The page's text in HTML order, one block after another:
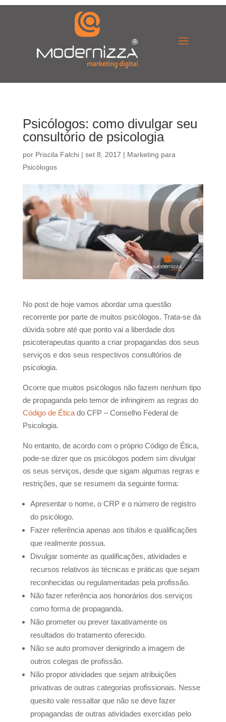
Psicólogos: como divulgar seu
consultório de psicologia
por Priscila Falchi| set 8, 2017 | Marketing para
Psicólogos
No post de hoje vamos abordar uma questão
recorrente por parte de muitos psicólogos. Trata-se da
dúvida sobre até que ponto vai a liberdade dos
psicoterapeutas quanto a criar propagandas dos seus
serviços e dos seus respectivos consultórios de
psicologia.
Ocorre que muitos psicólogos não fazem nenhum tipo
de propaganda pelo temor de infringirem as regras do
Código de Éticado CFP – Conselho Federal de
Psicologia.
No entanto, de acordo com o próprio Código de Ética,
pode-se dizer que os psicólogos podem sim divulgar
os seus serviços, desde que sigam algumas regras e
restrições, que se resumem da seguinte forma:
Apresentar o nome, o CRP e o número de registro
do psicólogo.
Fazer referência apenas aos títulos e qualificações
que realmente possua.
Divulgar somente as qualificações, atividades e
recursos relativos às técnicas e práticas que sejam
reconhecidas ou regulamentadas pela profissão.
Não fazer referência aos honorários dos serviços
como forma de propaganda.
Não prometer ou prever taxativamente os
resultados do tratamento oferecido.
Não se auto promover denigrindo a imagem de
outros colegas de profissão.
Não propor atividades que sejam atribuições
privativas de outras categorias profissionais. Nesse
quesito vale ressaltar que não se deve fazer
propagandas de outras atividades exercidas pelo